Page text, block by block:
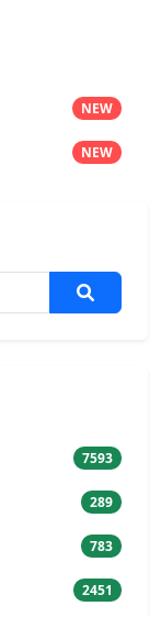
NEW
NEW
7593
289
783
2451